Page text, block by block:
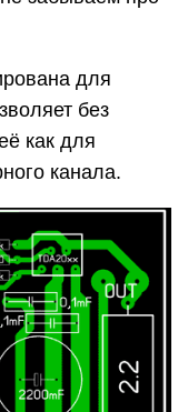
для
без
как для
канала.